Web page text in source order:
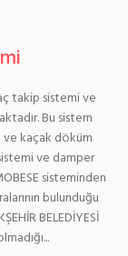
takip sistemi ve
Bu sistem
kaçak döküm
ve damper
sisteminden
bulunduğu
BELEDİYESİ